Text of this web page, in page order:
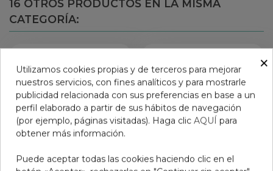
16 OTROS PRODUCTOS EN LA MISMA
CATEGORÍA:
×
Utilizamos cookies propias y de terceros para mejorar
nuestros servicios, con fines analíticos y para mostrarle
publicidad relacionada con sus preferencias en base a un
perfil elaborado a partir de sus hábitos de navegación
(por ejemplo, páginas visitadas). Haga clic AQUÍ para
obtener más información.
Puede aceptar todas las cookies haciendo clic en el